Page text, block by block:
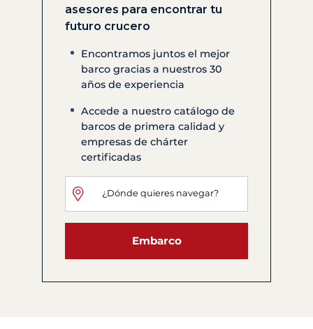
asesores para encontrar tu
futuro crucero
Encontramos juntos el mejor
barco gracias a nuestros 30
años de experiencia
Accede a nuestro catálogo de
barcos de primera calidad y
empresas de chárter
certificadas
Embarco